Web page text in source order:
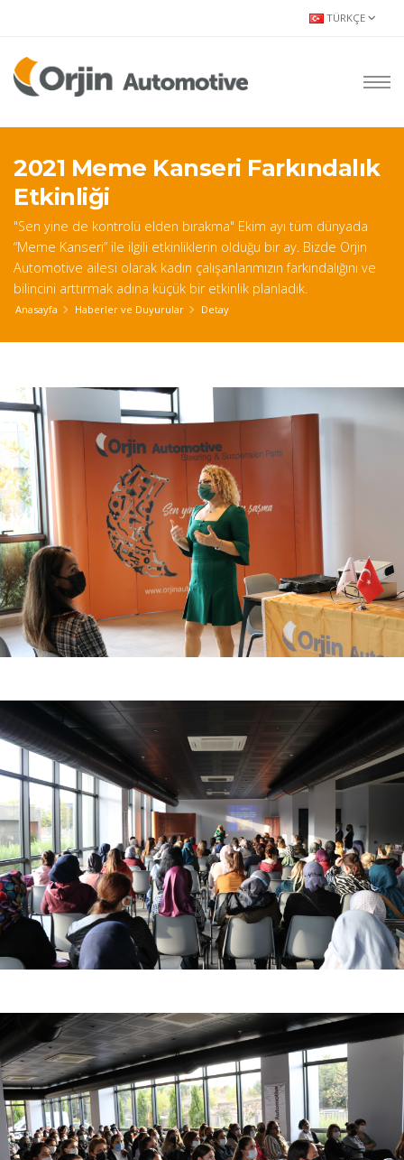
TÜRKÇE
2021 Meme Kanseri Farkındalık
Etkinliği
"Sen yine de kontrolü elden bırakma" Ekim ayı tüm dünyada
“Meme Kanseri” ile ilgili etkinliklerin olduğu bir ay. Bizde Orjin
Automotive ailesi olarak kadın çalışanlarımızın farkındalığını ve
bilincini arttırmak adına küçük bir etkinlik planladık.
Anasayfa Haberler ve Duyurular Detay